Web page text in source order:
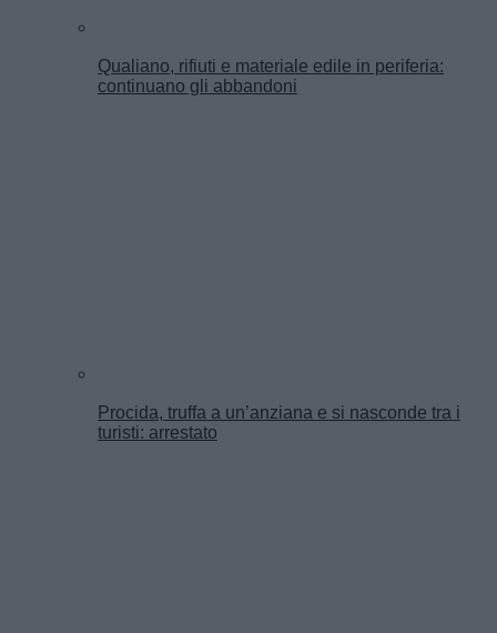
Qualiano, rifiuti e materiale edile in periferia:
continuano gli abbandoni
Procida, truffa a un’anziana e si nasconde tra i
turisti: arrestato